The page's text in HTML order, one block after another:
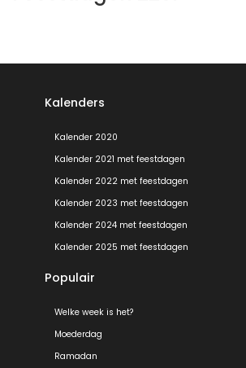
Kalenders
Kalender 2020
Kalender 2021 met feestdagen
Kalender 2022 met feestdagen
Kalender 2023 met feestdagen
Kalender 2024 met feestdagen
Kalender 2025 met feestdagen
Populair
Welke week is het?
Moederdag
Ramadan